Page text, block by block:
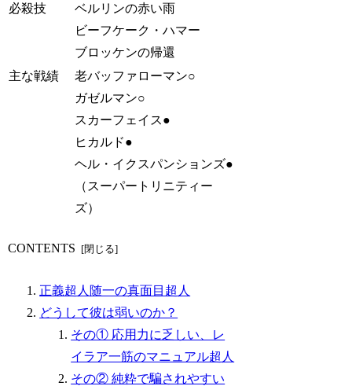
必殺技
ベルリンの赤い雨
ビーフケーク・ハマー
ブロッケンの帰還
主な戦績
老バッファローマン○
ガゼルマン○
スカーフェイス●
ヒカルド●
ヘル・イクスパンションズ●
（スーパートリニティー
ズ）
CONTENTS
正義超人随一の真面目超人
どうして彼は弱いのか？
その① 応用力に乏しい、レ
イラア一筋のマニュアル超人
その② 純粋で騙されやすい